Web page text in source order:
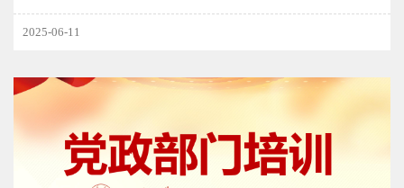
2025-06-11